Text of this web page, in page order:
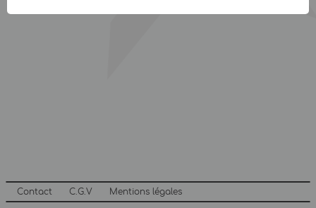
Contact C.G.V Mentions légales